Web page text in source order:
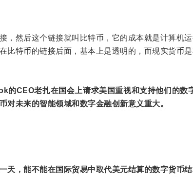
然后这个链接就叫比特币，它的成本就是计算机运
特币的链接后面，基本上是透明的，而现实货币
的CEO老扎在国会上请求美国重视和支持他们的
未来的智能领域和数字金融创新意义重大。
，能不能在国际贸易中取代美元结算的数字货币结